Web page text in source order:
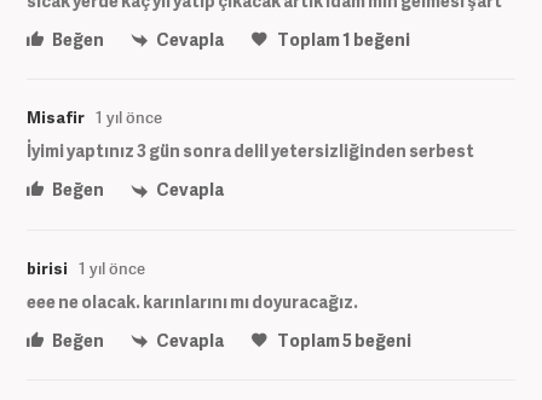
Beğen
Cevapla Toplam1 beğeni
Misafir 1 yıl önce
İyimi yaptınız 3 gün sonra delil yetersizliğinden serbest
Beğen
Cevapla
birisi 1 yıl önce
eee ne olacak. karınlarını mı doyuracağız.
Beğen
Cevapla Toplam5beğeni